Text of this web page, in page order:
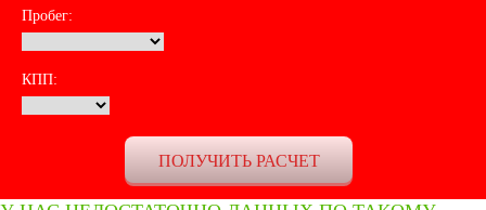
Пробег:
КПП: